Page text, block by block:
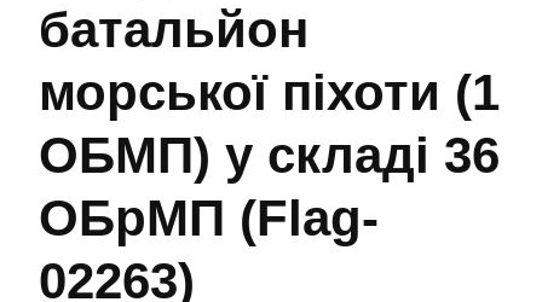
батальйон
морської піхоти (1
ОБМП) у складі 36
ОБрМП (Flag-
02263)